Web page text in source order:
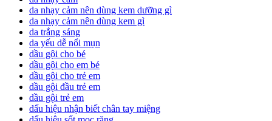
da nhạy cảm nên dùng kem dưỡng gì
da nhạy cảm nên dùng kem gì
da trắng sáng
da yếu dễ nổi mụn
dầu gội cho bé
dầu gội cho em bé
dầu gội cho trẻ em
dầu gội đầu trẻ em
dầu gội trẻ em
dấu hiệu nhận biết chân tay miệng